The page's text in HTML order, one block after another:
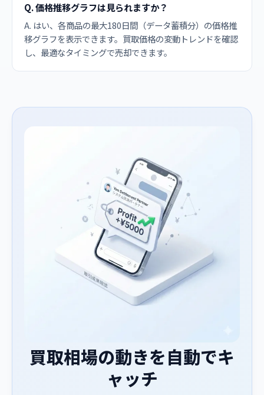
Q. 価格推移グラフは見られますか？
A. はい、各商品の最大180日間（データ蓄積分）の価格推
移グラフを表示できます。買取価格の変動トレンドを確認
し、最適なタイミングで売却できます。
買取相場の動きを自動でキ
ャッチ